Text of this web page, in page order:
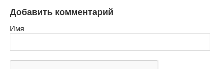
Добавить комментарий
Имя